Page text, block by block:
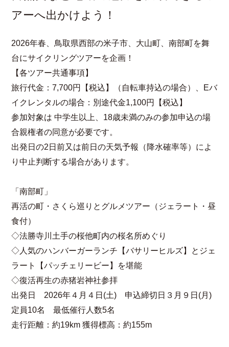
アーへ出かけよう！
2026年春、鳥取県西部の米子市、大山町、南部町を舞
台にサイクリングツアーを企画！
【各ツアー共通事項】
旅行代金：7,700円【税込】（自転車持込の場合）、Eバ
イクレンタルの場合：別途代金1,100円【税込】
参加対象は 中学生以上、18歳未満のみの参加申込の場
合親権者の同意が必要です。
出発日の2日前又は前日の天気予報（降水確率等）によ
り中止判断する場合があります。
「南部町」
再活の町・さくら巡りとグルメツアー（ジェラート・昼
食付）
◇法勝寺川土手の桜他町内の桜名所めぐり
◇人気のハンバーガーランチ【バサリーヒルズ】とジェ
ラート【パッチェリービー】を堪能
◇復活再生の赤猪岩神社参拝
出発日 2026年４月４日(土) 申込締切日３月９日(月)
定員10名 最低催行人数5名
走行距離：約19km 獲得標高：約155m